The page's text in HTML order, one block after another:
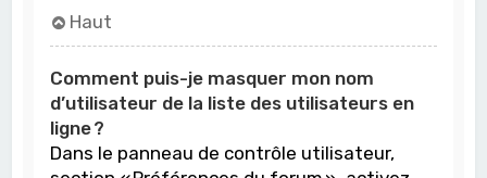
Haut
Comment puis-je masquer mon nom
d’utilisateur de la liste des utilisateurs en
ligne ?
Dans le panneau de contrôle utilisateur,